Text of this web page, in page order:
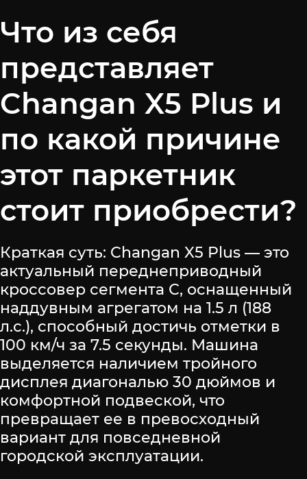
Что из себя
представляет
Changan X5 Plus и
по какой причине
этот паркетник
стоит приобрести?
Краткая суть: Changan X5 Plus — это
актуальный переднеприводный
кроссовер сегмента С, оснащенный
наддувным агрегатом на 1.5 л (188
л.с.), способный достичь отметки в
100 км/ч за 7.5 секунды. Машина
выделяется наличием тройного
дисплея диагональю 30 дюймов и
комфортной подвеской, что
превращает ее в превосходный
вариант для повседневной
городской эксплуатации.